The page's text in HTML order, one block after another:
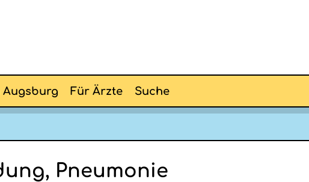
Augsburg Für Ärzte Suche
Pneumonie